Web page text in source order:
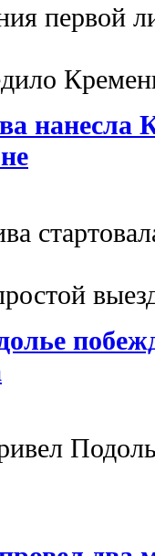
первой
нанесла